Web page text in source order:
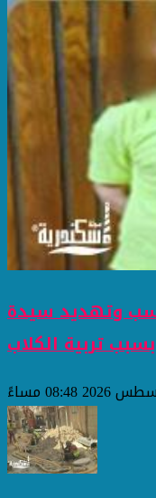
وتهديد سيدة
تربية الكلاب